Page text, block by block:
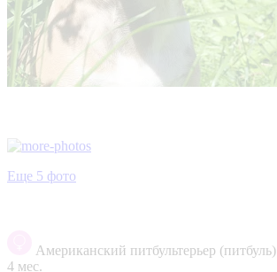
Еще 5 фото
Американский питбультерьер (питбуль)
4 мес.